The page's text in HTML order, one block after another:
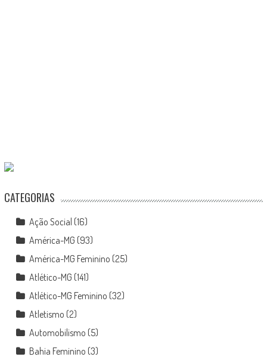
CATEGORIAS
Ação Social (16)
América-MG (93)
América-MG Feminino (25)
Atlético-MG (141)
Atlético-MG Feminino (32)
Atletismo (2)
Automobilismo (5)
Bahia Feminino (3)